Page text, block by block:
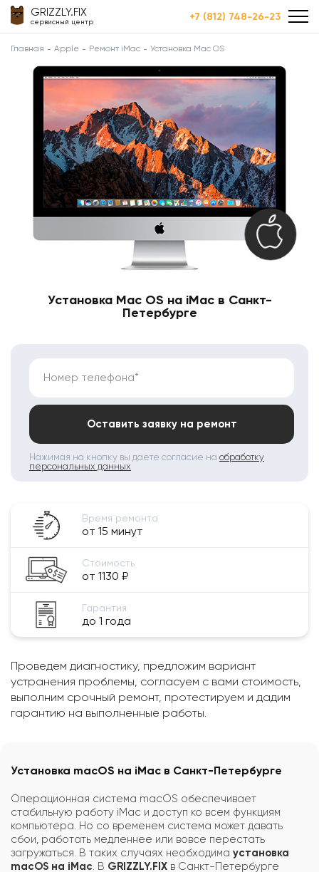
GRIZZLY.FIX
сервисный центр +7 (812) 748-26-23
Главная Apple Ремонт iMac Установка Mac OS
Установка Mac OS на iMac в Санкт-
Петербурге
Номер телефона*
Оставить заявку на ремонт
Нажимая на кнопку вы даете согласие на обработку
персональных данных
Время ремонта
от 15 минут
Стоимость
от 1130 ₽
Гарантия
до 1 года
Проведем диагностику, предложим вариант
устранения проблемы, согласуем с вами стоимость,
выполним срочный ремонт, протестируем и дадим
гарантию на выполненные работы.
Установка macOS на iMac в Санкт-Петербурге
Операционная система macOS обеспечивает
стабильную работу iMac и доступ ко всем функциям
компьютера. Но со временем система может давать
сбои, работать медленнее или вовсе перестать
загружаться. В таких случаях необходима установка
macOS на iMac . В GRIZZLY.FIX в Санкт-Петербурге